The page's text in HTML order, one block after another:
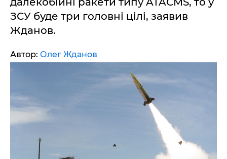
ЗСУ буде три головні цілі, заявив
Жданов.
Автор: Олег Жданов